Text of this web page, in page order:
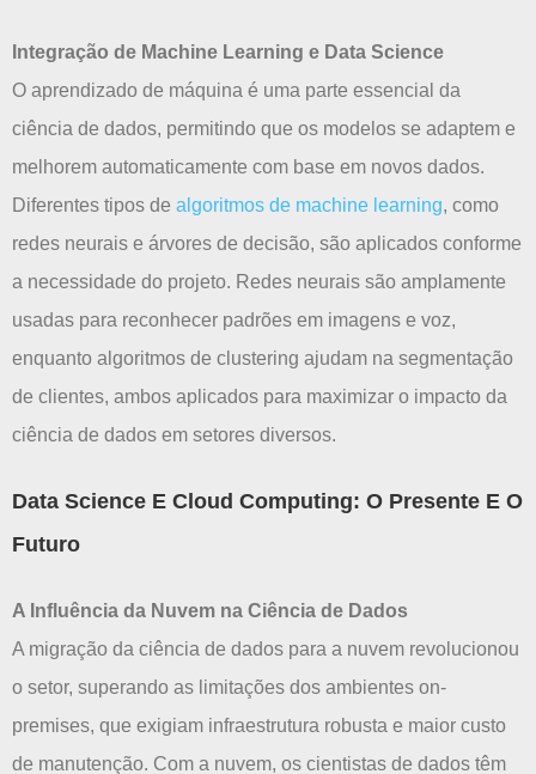
Integração de Machine Learning e Data Science
O aprendizado de máquina é uma parte essencial da
ciência de dados, permitindo que os modelos se adaptem e
melhorem automaticamente com base em novos dados.
Diferentes tipos de algoritmos de machine learning, como
redes neurais e árvores de decisão, são aplicados conforme
a necessidade do projeto. Redes neurais são amplamente
usadas para reconhecer padrões em imagens e voz,
enquanto algoritmos de clustering ajudam na segmentação
de clientes, ambos aplicados para maximizar o impacto da
ciência de dados em setores diversos.
Data Science E Cloud Computing: O Presente E O
Futuro
A Influência da Nuvem na Ciência de Dados
A migração da ciência de dados para a nuvem revolucionou
o setor, superando as limitações dos ambientes on-
premises, que exigiam infraestrutura robusta e maior custo
de manutenção. Com a nuvem, os cientistas de dados têm